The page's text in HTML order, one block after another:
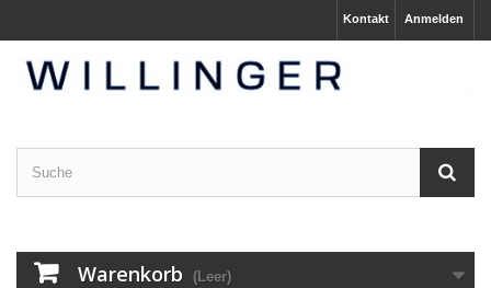
Anmelden
Kontakt
Warenkorb (Leer)